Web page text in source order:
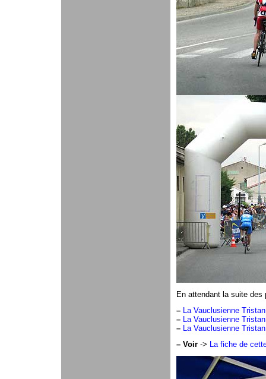
En attendant la suite des
– La Vauclusienne
– La Vauclusienne
– La Vauclusienne
– Voir -> La fiche de